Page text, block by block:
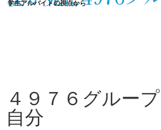
学生アルバイトの視点から
４９７６グルー
自分